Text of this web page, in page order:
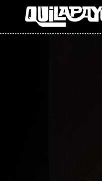
Imagen 01